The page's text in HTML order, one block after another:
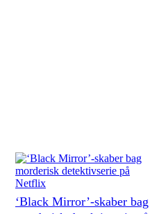
‘Black Mirror’-skaber bag